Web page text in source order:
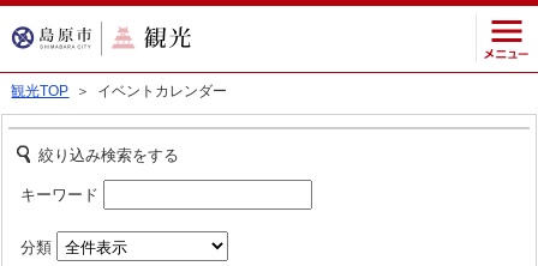
観光TOP ＞ イベントカレンダー
絞り込み検索をする
キーワード
分類